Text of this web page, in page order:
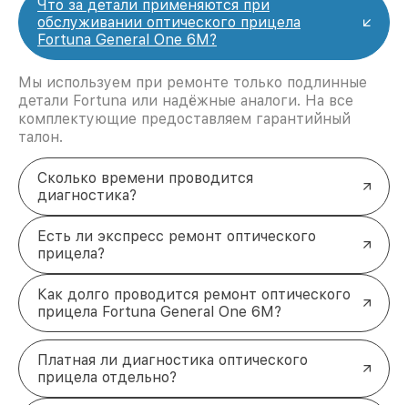
Что за детали применяются при
обслуживании оптического прицела
Fortuna General One 6M?
Мы используем при ремонте только подлинные
детали Fortuna или надёжные аналоги. На все
комплектующие предоставляем гарантийный
талон.
Сколько времени проводится
диагностика?
Есть ли экспресс ремонт оптического
прицела?
Как долго проводится ремонт оптического
прицела Fortuna General One 6M?
Платная ли диагностика оптического
прицела отдельно?